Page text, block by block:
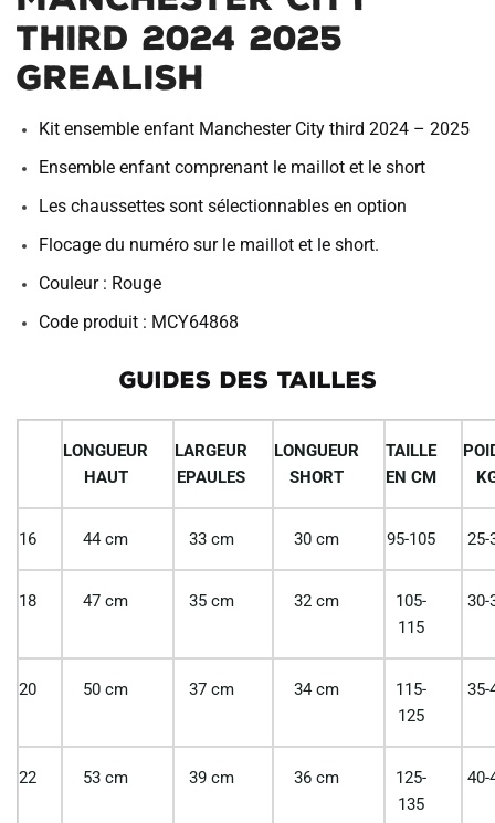
Third 2024 2025
Grealish
Kit ensemble enfant Manchester City third 2024 – 2025
Ensemble enfant comprenant le maillot et le short
Les chaussettes sont sélectionnables en option
Flocage du numéro sur le maillot et le short.
Couleur : Rouge
Code produit : MCY64868
GUIDES DES TAILLES
LONGUEUR
HAUT
LARGEUR
EPAULES
LONGUEUR
SHORT
TAILLE
EN CM
16 44 cm 33 cm 30 cm 95-105 25-
18 47 cm 35 cm 32 cm
105-
115
30-
20 50 cm 37 cm 34 cm
115-
125
35-
22 53 cm 39 cm 36 cm
125-
135
40-